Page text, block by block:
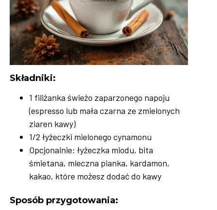
Składniki:
1 filiżanka świeżo zaparzonego napoju
(espresso lub mała czarna ze zmielonych
ziaren kawy)
1/2 łyżeczki mielonego cynamonu
Opcjonalnie: łyżeczka miodu, bita
śmietana, mleczna pianka, kardamon,
kakao, które możesz dodać do kawy
Sposób przygotowania: